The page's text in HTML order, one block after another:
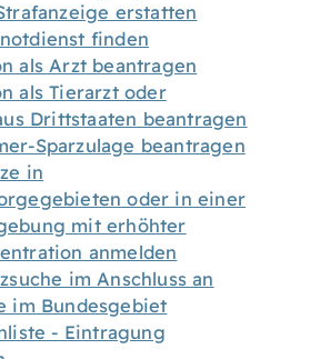
erstatten
finden
als Arzt beantragen
als Tierarzt oder
Drittstaaten beantragen
Sparzulage beantragen
in
oder in einer
mit erhöhter
anmelden
im Anschluss an
im Bundesgebiet
- Eintragung